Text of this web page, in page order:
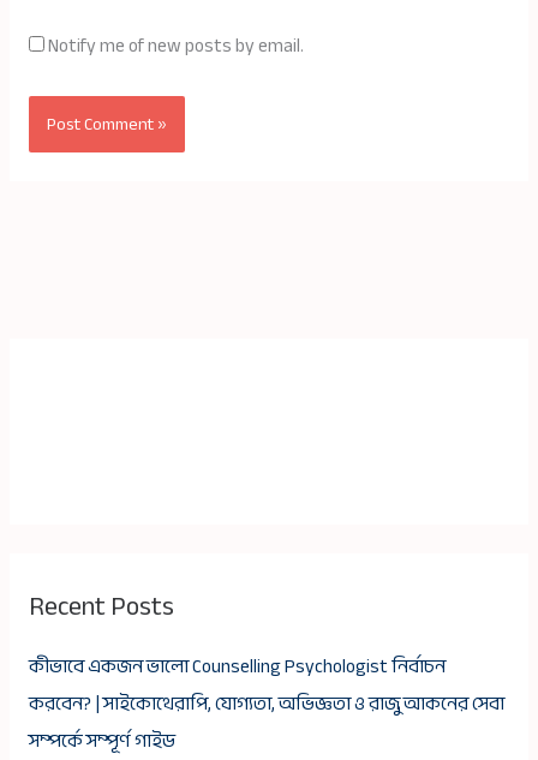
Notify me of new posts by email.
Recent Posts
কীভাবে একজন ভালো Counselling Psychologist নির্বাচন
করবেন? | সাইকোথেরাপি, যোগ্যতা, অভিজ্ঞতা ও রাজু আকনের সেবা
সম্পর্কে সম্পূর্ণ গাইড